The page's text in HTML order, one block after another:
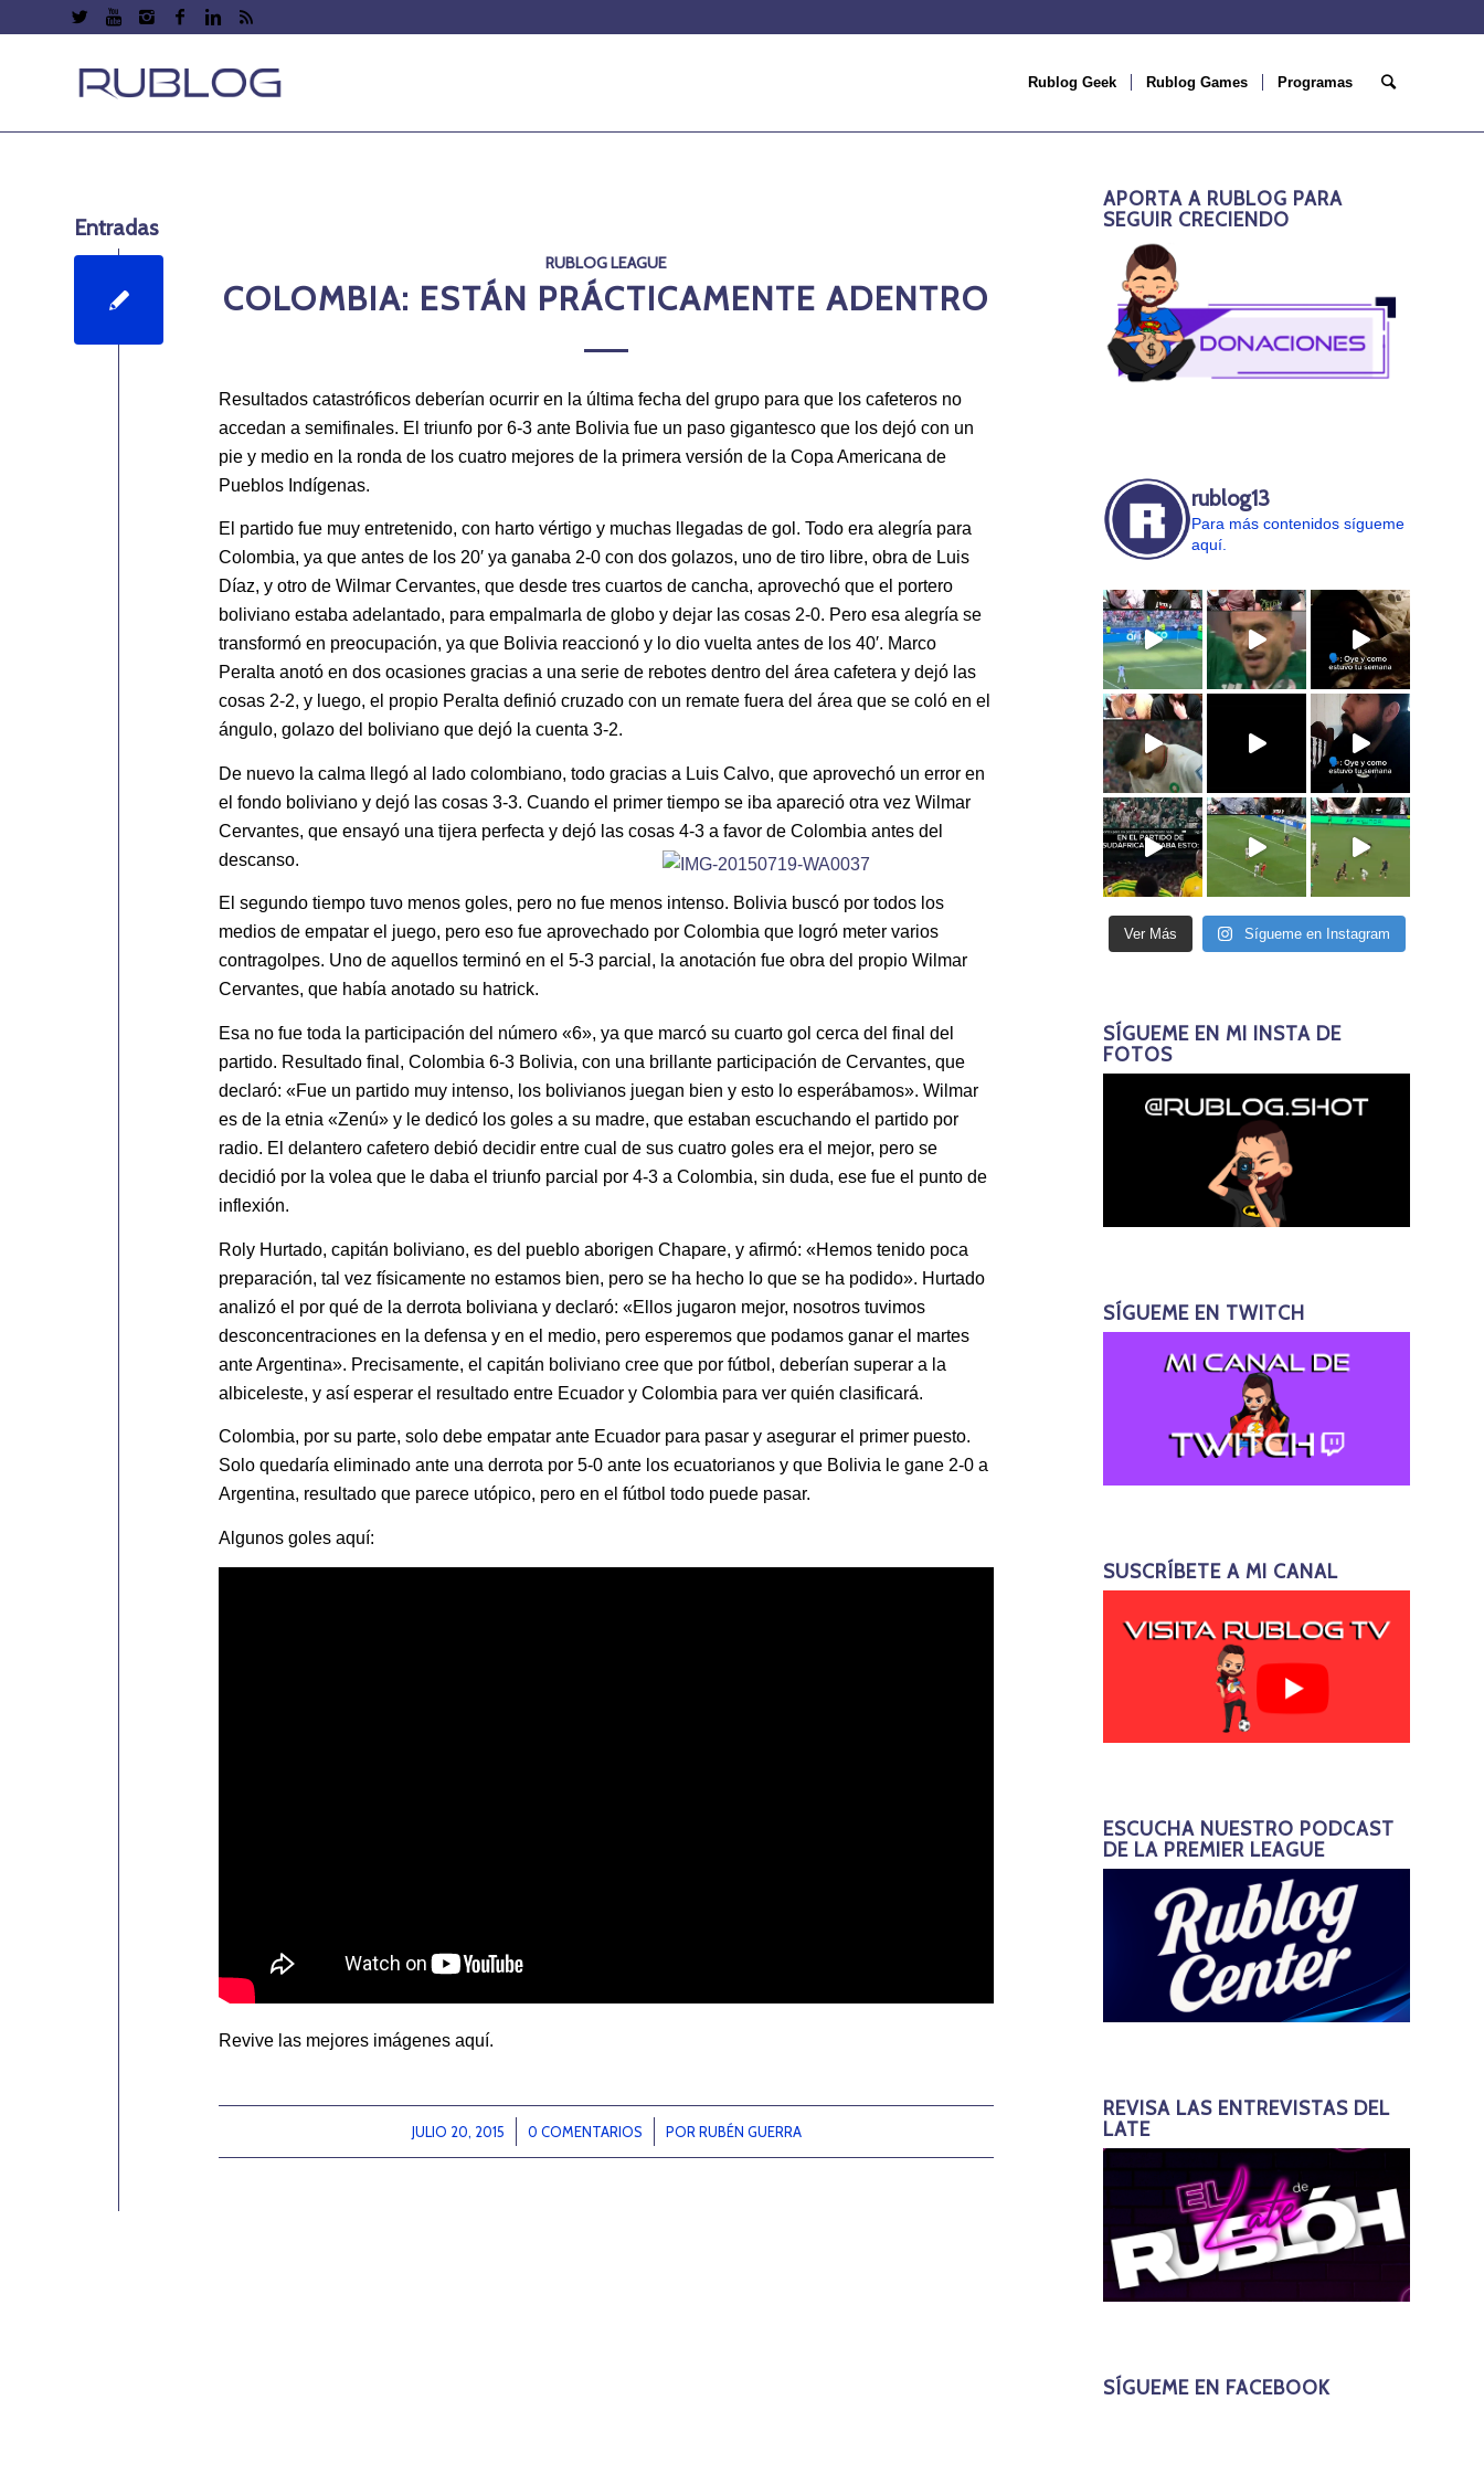
Rublog Geek Rublog Games Programas
Entradas
RUBLOG LEAGUE
COLOMBIA: ESTÁN PRÁCTICAMENTE ADENTRO
Resultados catastróficos deberían ocurrir en la última fecha del grupo para que los cafeteros no
accedan a semifinales. El triunfo por 6-3 ante Bolivia fue un paso gigantesco que los dejó con un
pie y medio en la ronda de los cuatro mejores de la primera versión de la Copa Americana de
Pueblos Indígenas.
El partido fue muy entretenido, con harto vértigo y muchas llegadas de gol. Todo era alegría para
Colombia, ya que antes de los 20′ ya ganaba 2-0 con dos golazos, uno de tiro libre, obra de Luis
Díaz, y otro de Wilmar Cervantes, que desde tres cuartos de cancha, aprovechó que el portero
boliviano estaba adelantado, para empalmarla de globo y dejar las cosas 2-0. Pero esa alegría se
transformó en preocupación, ya que Bolivia reaccionó y lo dio vuelta antes de los 40′. Marco
Peralta anotó en dos ocasiones gracias a una serie de rebotes dentro del área cafetera y dejó las
cosas 2-2, y luego, el propio Peralta definió cruzado con un remate fuera del área que se coló en el
ángulo, golazo del boliviano que dejó la cuenta 3-2.
De nuevo la calma llegó al lado colombiano, todo gracias a Luis Calvo, que aprovechó un error en
el fondo boliviano y dejó las cosas 3-3. Cuando el primer tiempo se iba apareció otra vez Wilmar
Cervantes, que ensayó una tijera perfecta y dejó las cosas 4-3 a favor de Colombia antes del
descanso.
El segundo tiempo tuvo menos goles, pero no fue menos intenso. Bolivia buscó por todos los
medios de empatar el juego, pero eso fue aprovechado por Colombia que logró meter varios
contragolpes. Uno de aquellos terminó en el 5-3 parcial, la anotación fue obra del propio Wilmar
Cervantes, que había anotado su hatrick.
Esa no fue toda la participación del número «6», ya que marcó su cuarto gol cerca del final del
partido. Resultado final, Colombia 6-3 Bolivia, con una brillante participación de Cervantes, que
declaró: «Fue un partido muy intenso, los bolivianos juegan bien y esto lo esperábamos». Wilmar
es de la etnia «Zenú» y le dedicó los goles a su madre, que estaban escuchando el partido por
radio. El delantero cafetero debió decidir entre cual de sus cuatro goles era el mejor, pero se
decidió por la volea que le daba el triunfo parcial por 4-3 a Colombia, sin duda, ese fue el punto de
inflexión.
Roly Hurtado, capitán boliviano, es del pueblo aborigen Chapare, y afirmó: «Hemos tenido poca
preparación, tal vez físicamente no estamos bien, pero se ha hecho lo que se ha podido». Hurtado
analizó el por qué de la derrota boliviana y declaró: «Ellos jugaron mejor, nosotros tuvimos
desconcentraciones en la defensa y en el medio, pero esperemos que podamos ganar el martes
ante Argentina». Precisamente, el capitán boliviano cree que por fútbol, deberían superar a la
albiceleste, y así esperar el resultado entre Ecuador y Colombia para ver quién clasificará.
Colombia, por su parte, solo debe empatar ante Ecuador para pasar y asegurar el primer puesto.
Solo quedaría eliminado ante una derrota por 5-0 ante los ecuatorianos y que Bolivia le gane 2-0 a
Argentina, resultado que parece utópico, pero en el fútbol todo puede pasar.
Algunos goles aquí:
Revive las mejores imágenes aquí.
JULIO 20, 2015
/ 0 COMENTARIOS
/ POR RUBÉN GUERRA
APORTA A RUBLOG PARA
SEGUIR CRECIENDO
rublog13
Para más contenidos sígueme
aquí.
Ver Más Sígueme en Instagram
SÍGUEME EN MI INSTA DE
FOTOS
SÍGUEME EN TWITCH
SUSCRÍBETE A MI CANAL
ESCUCHA NUESTRO PODCAST
DE LA PREMIER LEAGUE
REVISA LAS ENTREVISTAS DEL
LATE
SÍGUEME EN FACEBOOK